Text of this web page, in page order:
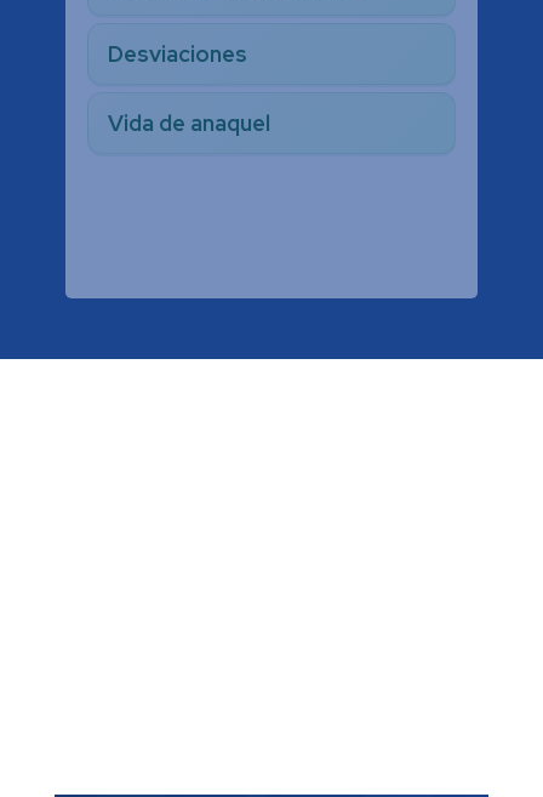
Desviaciones
Vida de anaquel